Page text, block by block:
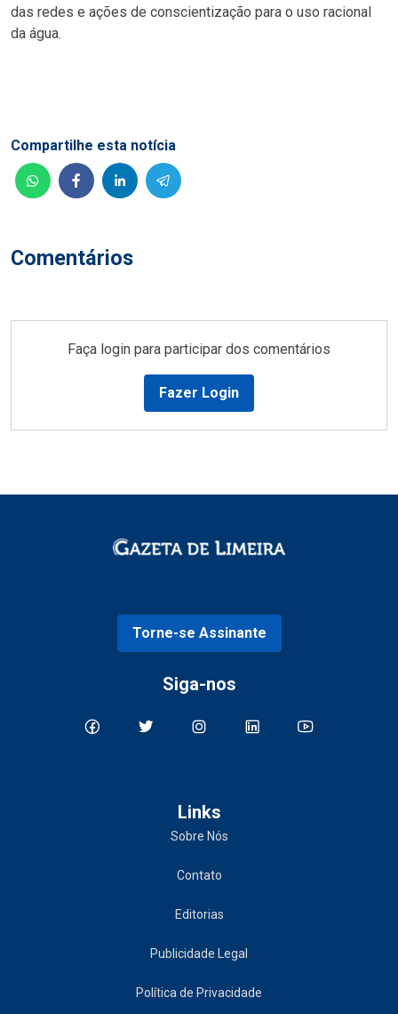
das redes e ações de conscientização para o uso racional
da água.
Comentários
Compartilhe esta notícia
Faça login para participar dos comentários
Fazer Login
Torne-se Assinante
Siga-nos
Links
Sobre Nós
Contato
Editorias
Publicidade Legal
Política de Privacidade